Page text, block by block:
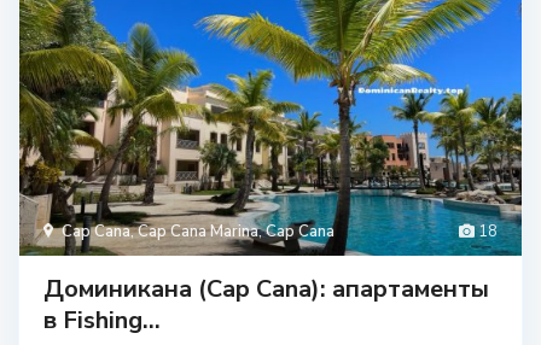
18
Cap Cana,Cap Cana Marina,Cap Cana
Доминикана (Cap Cana): апартаменты
в Fishing...